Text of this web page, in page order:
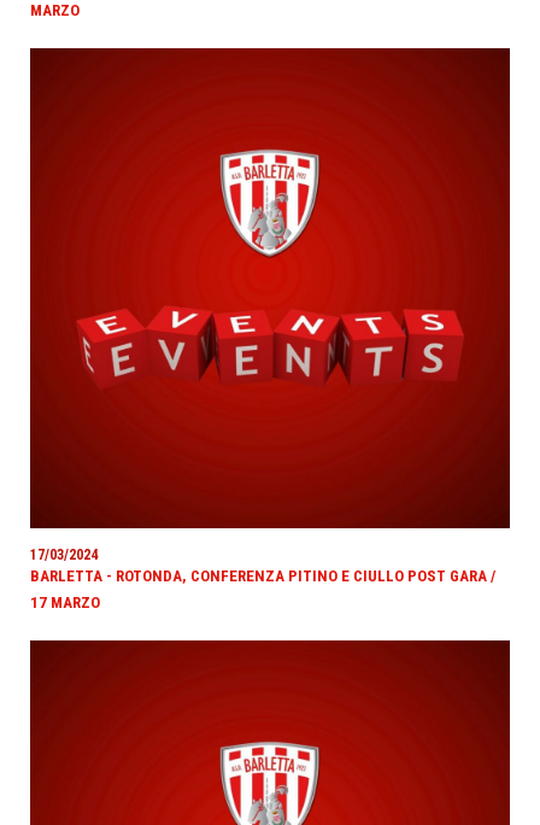
MARZO
17/03/2024
BARLETTA - ROTONDA, CONFERENZA PITINO E CIULLO POST GARA /
17 MARZO